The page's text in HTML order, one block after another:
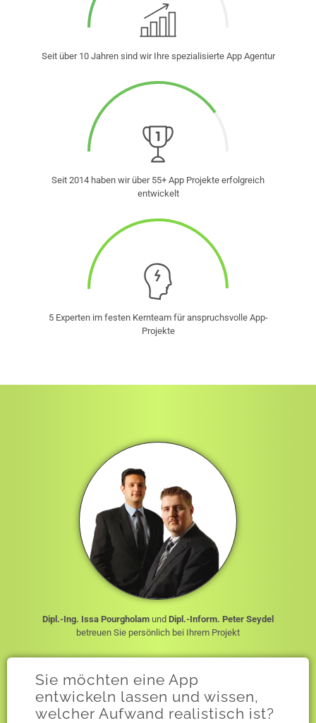
Seit über 10 Jahren sind wir Ihre spezialisierte App Agentur
Seit 2014 haben wir über 55+ App Projekte erfolgreich
entwickelt
5 Experten im festen Kernteam für anspruchsvolle App-
Projekte
Dipl.-Ing. Issa Pourgholam und Dipl.-Inform. Peter Seydel
betreuen Sie persönlich bei Ihrem Projekt
Sie möchten eine App
entwickeln lassen und wissen,
welcher Aufwand realistisch ist?